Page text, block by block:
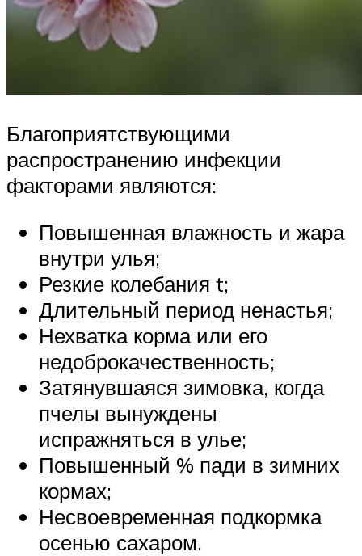
Благоприятствующими
распространению инфекции
факторами являются:
Повышенная влажность и жара
внутри улья;
Резкие колебания t;
Длительный период ненастья;
Нехватка корма или его
недоброкачественность;
Затянувшаяся зимовка, когда
пчелы вынуждены
испражняться в улье;
Повышенный % пади в зимних
кормах;
Несвоевременная подкормка
осенью сахаром.